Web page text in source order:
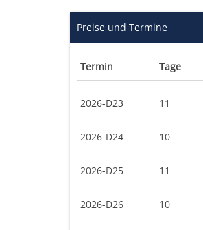
Preise und Termine
Termin Tage
2026-D23 11
2026-D24 10
2026-D25 11
2026-D26 10